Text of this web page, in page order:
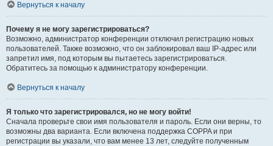
Вернуться к началу
Почему я не могу зарегистрироваться?
Возможно, администратор конференции отключил регистрацию новых
пользователей. Также возможно, что он заблокировал ваш IP-адрес или
запретил имя, под которым вы пытаетесь зарегистрироваться.
Обратитесь за помощью к администратору конференции.
Вернуться к началу
Я только что зарегистрировался, но не могу войти!
Сначала проверьте свои имя пользователя и пароль. Если они верны, то
возможны два варианта. Если включена поддержка COPPA и при
регистрации вы указали, что вам менее 13 лет, следуйте полученным